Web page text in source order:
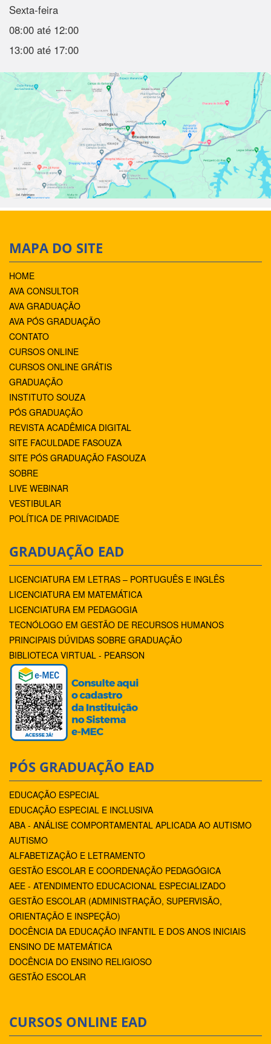
Sexta-feira
08:00 até 12:00
13:00 até 17:00
MAPA DO SITE
HOME
AVA CONSULTOR
AVA GRADUAÇÃO
AVA PÓS GRADUAÇÃO
CONTATO
CURSOS ONLINE
CURSOS ONLINE GRÁTIS
GRADUAÇÃO
INSTITUTO SOUZA
PÓS GRADUAÇÃO
REVISTA ACADÊMICA DIGITAL
SITE FACULDADE FASOUZA
SITE PÓS GRADUAÇÃO FASOUZA
SOBRE
LIVE WEBINAR
VESTIBULAR
POLÍTICA DE PRIVACIDADE
GRADUAÇÃO EAD
LICENCIATURA EM LETRAS – PORTUGUÊS E INGLÊS
LICENCIATURA EM MATEMÁTICA
LICENCIATURA EM PEDAGOGIA
TECNÓLOGO EM GESTÃO DE RECURSOS HUMANOS
PRINCIPAIS DÚVIDAS SOBRE GRADUAÇÃO
BIBLIOTECA VIRTUAL - PEARSON
PÓS GRADUAÇÃO EAD
EDUCAÇÃO ESPECIAL
EDUCAÇÃO ESPECIAL E INCLUSIVA
ABA - ANÁLISE COMPORTAMENTAL APLICADA AO AUTISMO
AUTISMO
ALFABETIZAÇÃO E LETRAMENTO
GESTÃO ESCOLAR E COORDENAÇÃO PEDAGÓGICA
AEE - ATENDIMENTO EDUCACIONAL ESPECIALIZADO
GESTÃO ESCOLAR (ADMINISTRAÇÃO, SUPERVISÃO,
ORIENTAÇÃO E INSPEÇÃO)
DOCÊNCIA DA EDUCAÇÃO INFANTIL E DOS ANOS INICIAIS
ENSINO DE MATEMÁTICA
DOCÊNCIA DO ENSINO RELIGIOSO
GESTÃO ESCOLAR
CURSOS ONLINE EAD